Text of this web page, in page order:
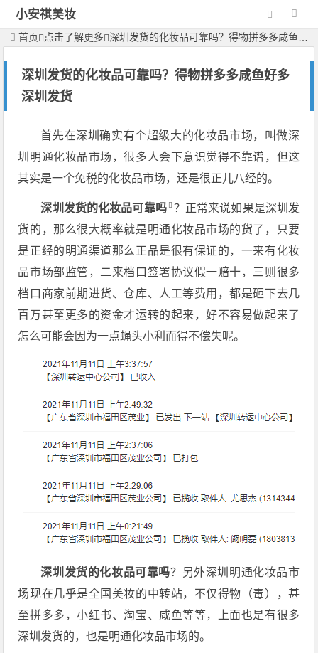
小安祺美妆
首页 点击了解更多 深圳发货的化妆品可靠吗？得物拼多多咸鱼好多深圳发货
深圳发货的化妆品可靠吗？得物拼多多咸鱼好多
深圳发货
首先在深圳确实有个超级大的化妆品市场，叫做深
圳明通化妆品市场，很多人会下意识觉得不靠谱，但这
其实是一个免税的化妆品市场，还是很正儿八经的。
深圳发货的化妆品可靠吗
？正常来说如果是深圳发
货的，那么很大概率就是明通化妆品市场的货了，只要
是正经的明通渠道那么正品是很有保证的，一来有化妆
品市场部监管，二来档口签署协议假一赔十，三则很多
档口商家前期进货、仓库、人工等费用，都是砸下去几
百万甚至更多的资金才运转的起来，好不容易做起来了
怎么可能会因为一点蝇头小利而得不偿失呢。
深圳发货的化妆品可靠吗？另外深圳明通化妆品市
场现在几乎是全国美妆的中转站，不仅得物（毒），甚
至拼多多，小红书、淘宝、咸鱼等等，上面也是有很多
深圳发货的，也是明通化妆品市场的。